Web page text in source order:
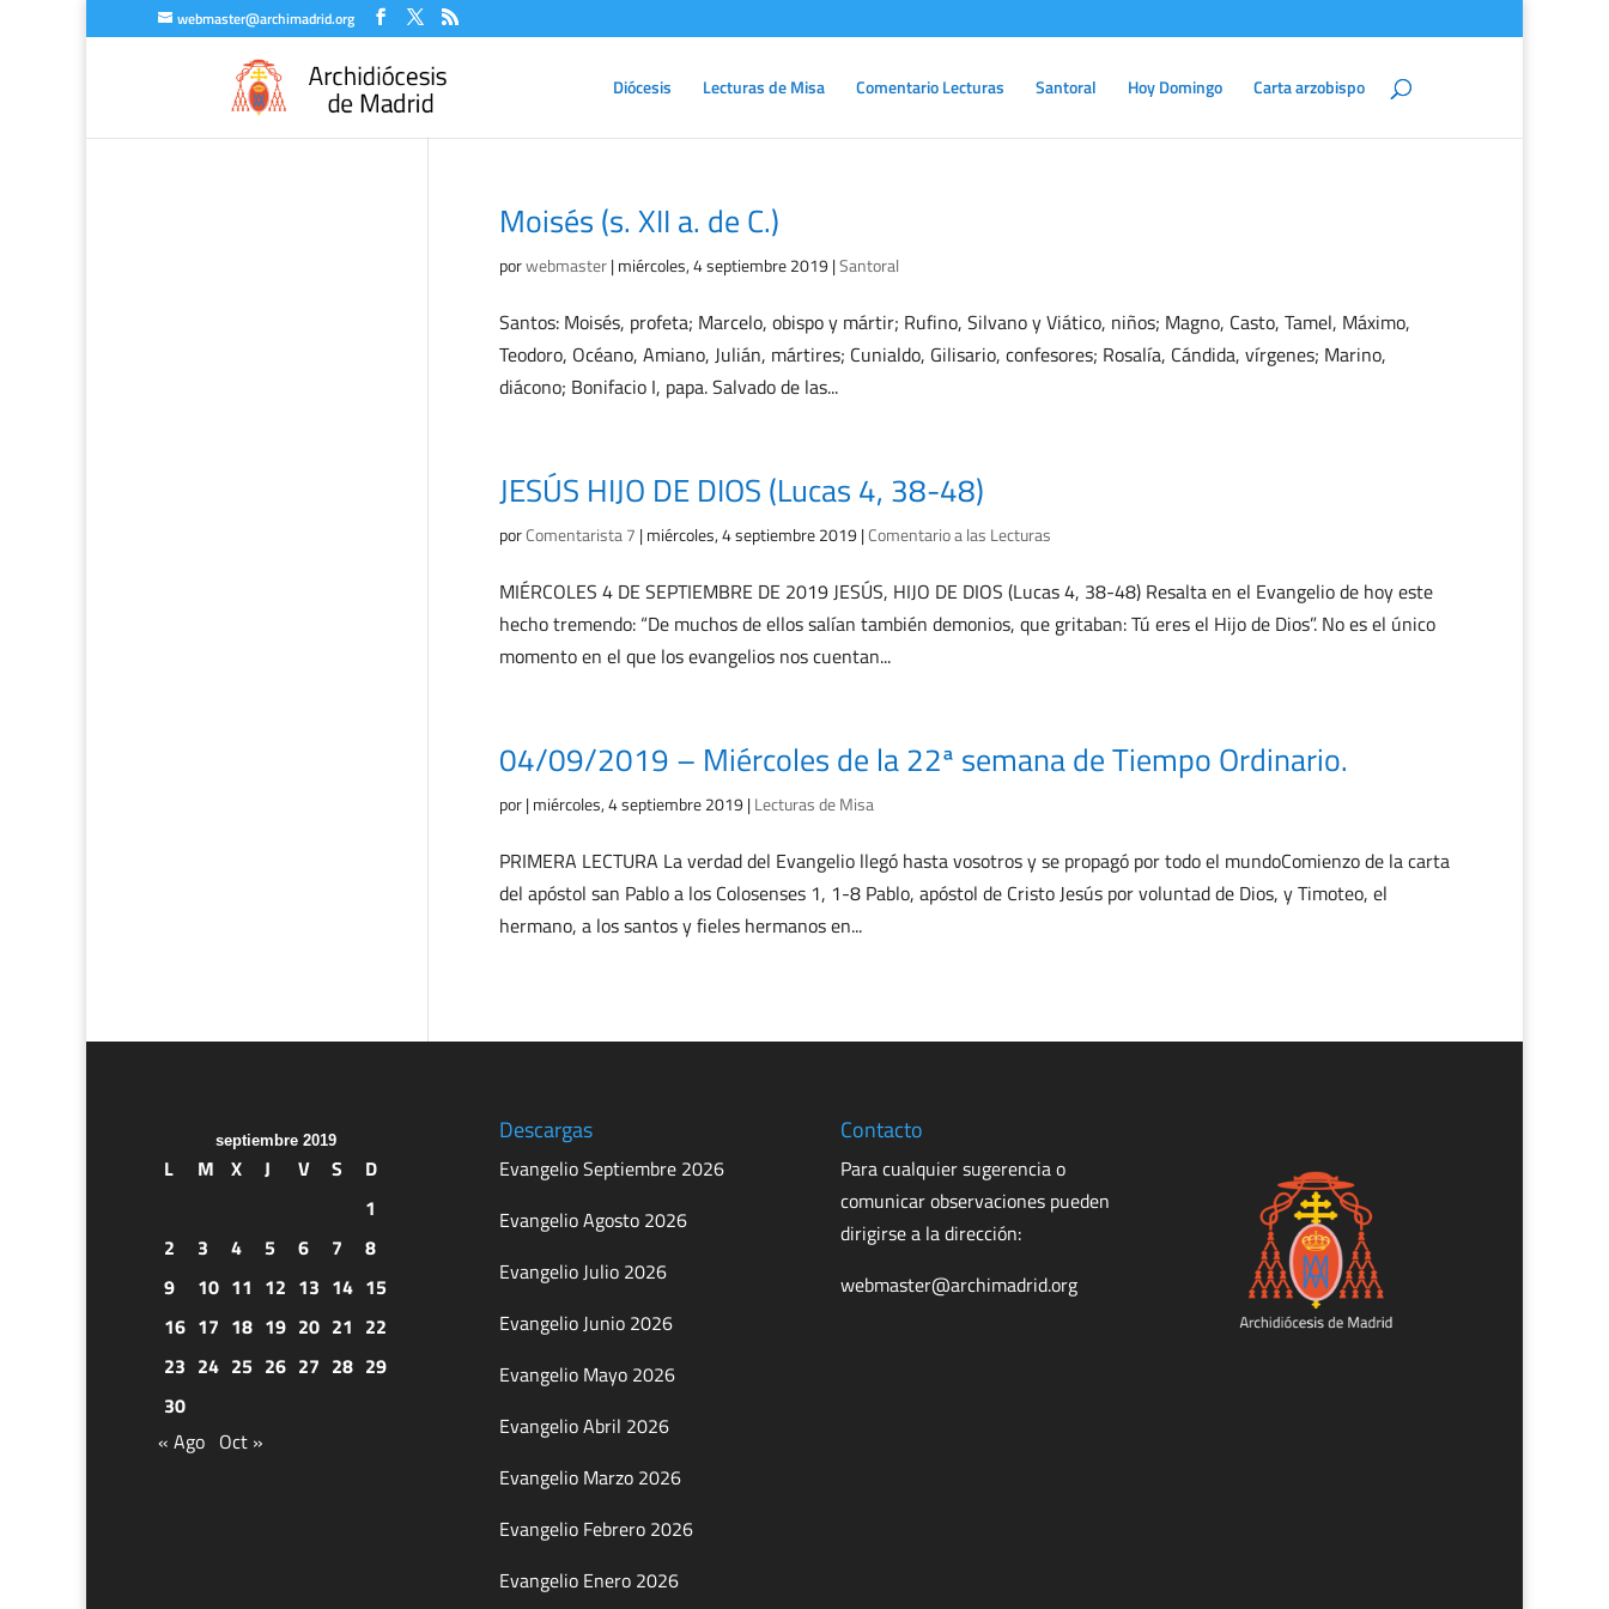
webmaster@archimadrid.org
Diócesis Lecturas de Misa Comentario Lecturas Santoral Hoy Domingo Carta arzobispo
Moisés (s. XII a. de C.)
porwebmaster|miércoles, 4 septiembre 2019|Santoral
Santos: Moisés, profeta; Marcelo, obispo y mártir; Rufino, Silvano y Viático, niños; Magno, Casto, Tamel, Máximo,
Teodoro, Océano, Amiano, Julián, mártires; Cunialdo, Gilisario, confesores; Rosalía, Cándida, vírgenes; Marino,
diácono; Bonifacio I, papa. Salvado de las...
JESÚS HIJO DE DIOS (Lucas 4, 38-48)
porComentarista 7 |miércoles, 4 septiembre 2019|Comentario a las Lecturas
MIÉRCOLES 4 DE SEPTIEMBRE DE 2019 JESÚS, HIJO DE DIOS (Lucas 4, 38-48) Resalta en el Evangelio de hoy este
hecho tremendo: “De muchos de ellos salían también demonios, que gritaban: Tú eres el Hijo de Dios”. No es el único
momento en el que los evangelios nos cuentan...
04/09/2019 – Miércoles de la 22ª semana de Tiempo Ordinario.
por|miércoles, 4 septiembre 2019|Lecturas de Misa
PRIMERA LECTURA La verdad del Evangelio llegó hasta vosotros y se propagó por todo el mundoComienzo de la carta
del apóstol san Pablo a los Colosenses 1, 1-8 Pablo, apóstol de Cristo Jesús por voluntad de Dios, y Timoteo, el
hermano, a los santos y fieles hermanos en...
septiembre 2019
L M X J V S
D
1
2
3 4 5 6 7
8
9
10 11 12 13 14 15
16 17 18 19 20 21 22
23 24 25 26 27 28 29
30
« Ago Oct »
Descargas
Evangelio Septiembre 2026
Evangelio Agosto 2026
Evangelio Julio 2026
Evangelio Junio 2026
Evangelio Mayo 2026
Evangelio Abril 2026
Evangelio Marzo 2026
Evangelio Febrero 2026
Evangelio Enero 2026
Contacto
Para cualquier sugerencia o
comunicar observaciones pueden
dirigirse a la dirección:
webmaster@archimadrid.org